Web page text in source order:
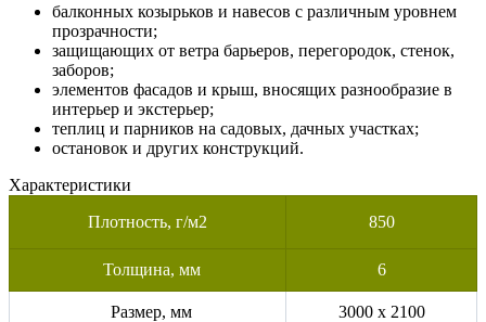
балконных козырьков и навесов с различным уровнем
прозрачности;
защищающих от ветра барьеров, перегородок, стенок,
заборов;
элементов фасадов и крыш, вносящих разнообразие в
интерьер и экстерьер;
теплиц и парников на садовых, дачных участках;
остановок и других конструкций.
Характеристики
Плотность, г/м2
850
Толщина, мм 6
Размер, мм 3000 x 2100